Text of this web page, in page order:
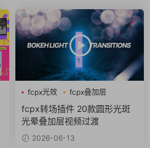
fcpx光效
fcpx叠加层
fcpx转场
fcpx转场插件 20款圆形光斑
光晕叠加层视频过渡
2026-06-13